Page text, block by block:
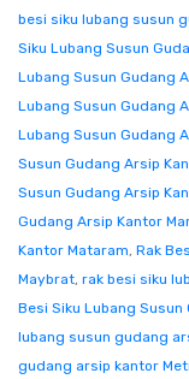
besi siku lubang susun
Siku Lubang Susun
Lubang Susun Gudang
Lubang Susun Gudang
Lubang Susun Gudang
Susun Gudang Arsip
Susun Gudang Arsip
Gudang Arsip Kantor
Kantor Mataram, Rak
Maybrat, rak besi siku
Besi Siku Lubang
lubang susun gudang
gudang arsip kantor